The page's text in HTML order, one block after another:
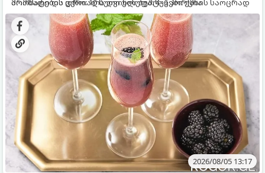
არომატი და ცქრიალა ღვინის ბუშტუკები ქმნის საოცრად
დახვეწილ და მაგრილებელ კოქტეილს.
მომზადების დრო: 10 წუთი ულუფა: 4–6 პორცია
2026/08/05 13:17